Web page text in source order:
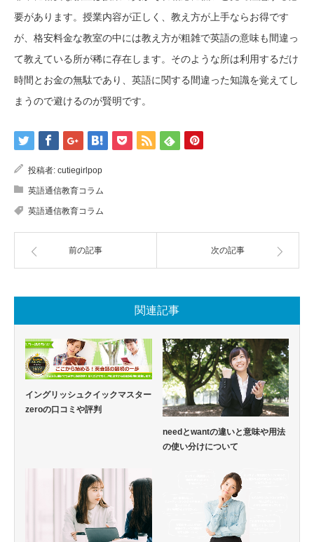
要があります。授業内容が正しく、教え方が上手ならお得です
が、格安料金な教室の中には教え方が粗雑で英語の意味も間違っ
て教えている所が稀に存在します。そのような所は利用するだけ
時間とお金の無駄であり、英語に関する間違った知識を覚えてし
まうので避けるのが賢明です。
投稿者: cutiegirlpop
英語通信教育コラム
英語通信教育コラム
前の記事 次の記事
関連記事
イングリッシュクイックマスター
zeroの口コミや評判
needとwantの違いと意味や用法
の使い分けについて